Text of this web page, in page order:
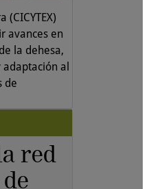
(CICYTEX)
avances en
la dehesa,
al
de
red